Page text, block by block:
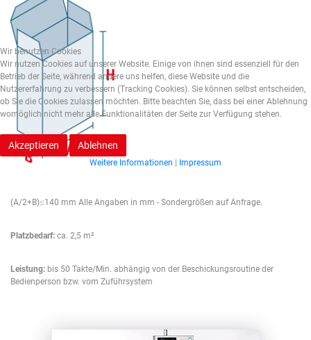
(A/2+B)≤140 mm Alle Angaben in mm - Sondergrößen auf Anfrage.
Platzbedarf: ca. 2,5 m²
Leistung: bis 50 Takte/Min. abhängig von der Beschickungsroutine der
Bedienperson bzw. vom Zuführsystem
Wir benutzen Cookies
Wir nutzen Cookies auf unserer Website. Einige von ihnen sind essenziell für den
Betrieb der Seite, während andere uns helfen, diese Website und die
Nutzererfahrung zu verbessern (Tracking Cookies). Sie können selbst entscheiden,
ob Sie die Cookies zulassen möchten. Bitte beachten Sie, dass bei einer Ablehnung
womöglich nicht mehr alle Funktionalitäten der Seite zur Verfügung stehen.
Akzeptieren Ablehnen
Weitere Informationen | Impressum